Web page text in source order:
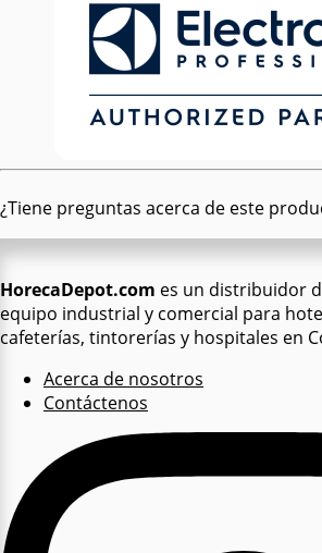
¿Tiene preguntas acerca de este
HorecaDepot.com es un distribuidor
equipo industrial y comercial para
cafeterías, tintorerías y hospitales en
Acerca de nosotros
Contáctenos